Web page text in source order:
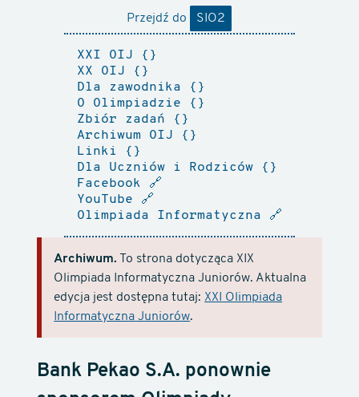
Przejdź do SIO2
XXI OIJ
XX OIJ
Dla zawodnika
O Olimpiadzie
Zbiór zadań
Archiwum OIJ
Linki
Dla Uczniów i Rodziców
Facebook 🔗
YouTube 🔗
Olimpiada Informatyczna
🔗
Archiwum. To strona dotycząca XIX
Olimpiada Informatyczna Juniorów. Aktualna
edycja jest dostępna tutaj: XXI Olimpiada
Informatyczna Juniorów.
Bank Pekao S.A. ponownie